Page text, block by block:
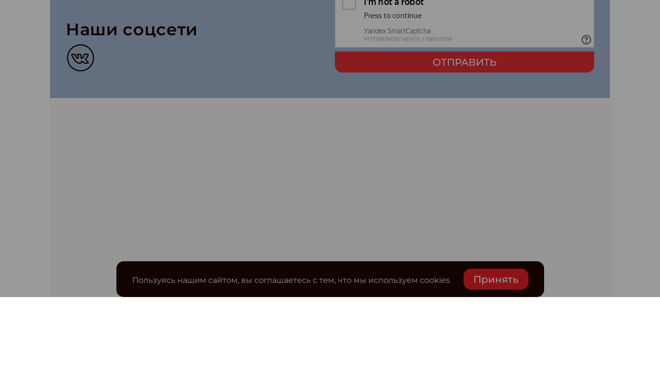
Наши соцсети
ОТПРАВИТЬ
Пользуясь нашим сайтом, вы соглашаетесь с тем, что мы используем cookies Принять